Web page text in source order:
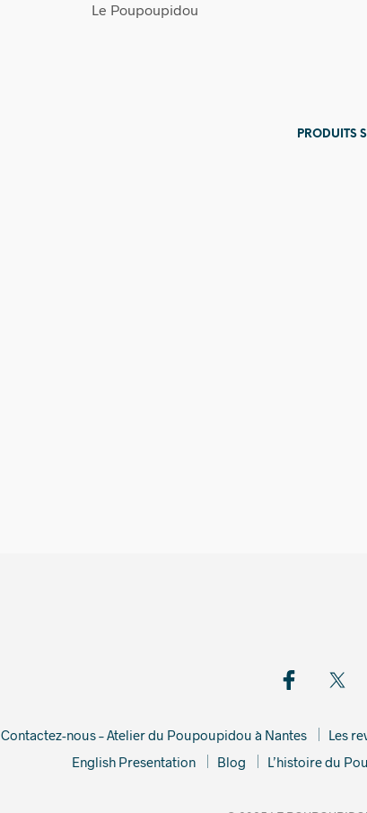
Le Poupoupidou
PRODUITS
Contactez-nous – Atelier du Poupoupidou à Nantes Les
English Presentation
Blog L’histoire du